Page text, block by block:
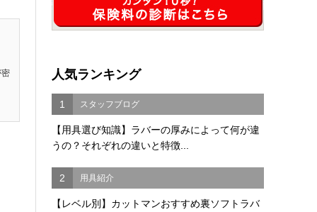
人気ランキング
1 スタッフブログ
【用具選び知識】ラバーの厚みによって何が違
うの？それぞれの違いと特徴...
2 用具紹介
【レベル別】カットマンおすすめ裏ソフトラバ